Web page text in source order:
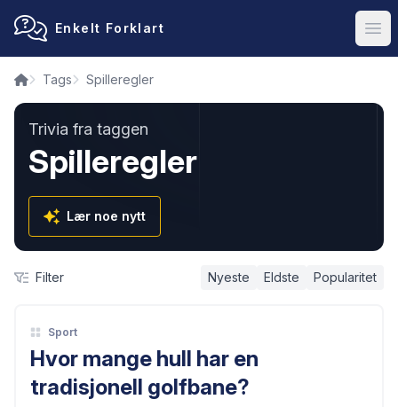
Enkelt Forklart
Tags Spilleregler
Trivia fra taggen
Spilleregler
Lær noe nytt
Filter Nyeste Eldste Popularitet
Sport
Hvor mange hull har en
tradisjonell golfbane?